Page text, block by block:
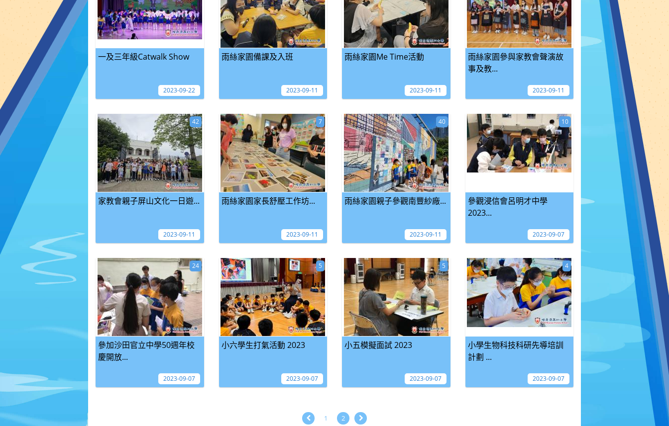
一及三年級Catwalk Show
2023-09-22
雨絲家園備課及入班
2023-09-11
雨絲家園Me Time活動
2023-09-11
雨絲家園參與家教會聲演故
事及教...
2023-09-11
家教會親子屏山文化一日遊...
42
2023-09-11
雨絲家園家長舒壓工作坊...
7
2023-09-11
雨絲家園親子參觀南豐紗廠...
40
2023-09-11
參觀浸信會呂明才中學
2023...
10
2023-09-07
參加沙田官立中學50週年校
慶開放...
24
2023-09-07
小六學生打氣活動 2023
5
2023-09-07
小五模擬面試 2023
5
2023-09-07
小學生物科技科研先導培訓
計劃 ...
4
2023-09-07
1 2